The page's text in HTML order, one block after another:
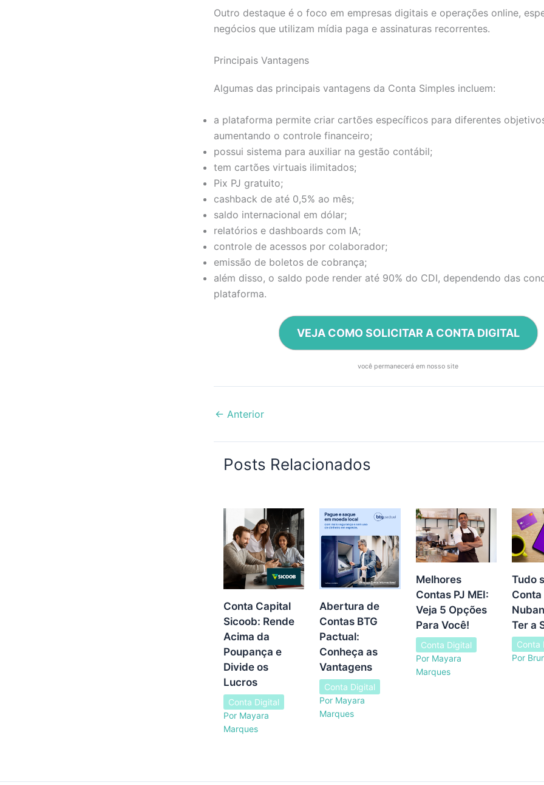
Outro destaque é o foco em empresas digitais e operações online,
negócios que utilizam mídia paga e assinaturas recorrentes.
Principais Vantagens
Algumas das principais vantagens da Conta Simples incluem:
a plataforma permite criar cartões específicos para diferentes
aumentando o controle financeiro;
possui sistema para auxiliar na gestão contábil;
tem cartões virtuais ilimitados;
Pix PJ gratuito;
cashback de até 0,5% ao mês;
saldo internacional em dólar;
relatórios e dashboards com IA;
controle de acessos por colaborador;
emissão de boletos de cobrança;
além disso, o saldo pode render até 90% do CDI, dependendo das
plataforma.
VEJA COMO SOLICITAR A CONTA DIGITAL
você permanecerá em nosso site
← Anterior
Posts Relacionados
Conta Capital
Sicoob: Rende
Acima da
Poupança e
Divide os
Lucros
Conta Digital
Por Mayara
Marques
Abertura de
Contas BTG
Pactual:
Conheça as
Vantagens
Conta Digital
Por Mayara
Marques
Melhores
Contas PJ MEI:
Veja 5 Opções
Para Você!
Conta Digital
Por Mayara
Marques
Tudo
Ter a
Conta
Por